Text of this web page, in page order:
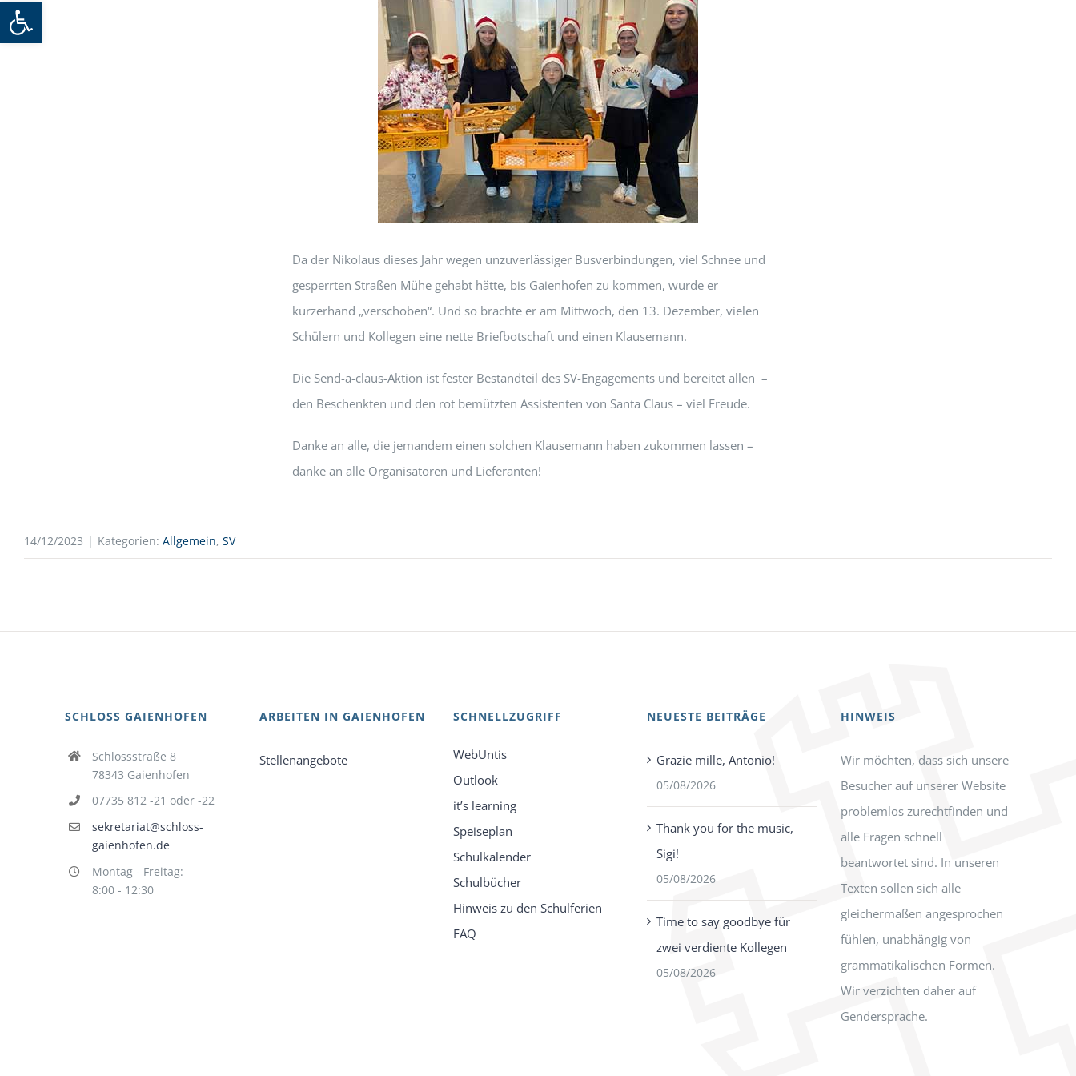
Werkzeugleiste öffnen
Da der Nikolaus dieses Jahr wegen unzuverlässiger Busverbindungen, viel Schnee und
gesperrten Straßen Mühe gehabt hätte, bis Gaienhofen zu kommen, wurde er
kurzerhand „verschoben“. Und so brachte er am Mittwoch, den 13. Dezember, vielen
Schülern und Kollegen eine nette Briefbotschaft und einen Klausemann.
Die Send-a-claus-Aktion ist fester Bestandteil des SV-Engagements und bereitet allen –
den Beschenkten und den rot bemützten Assistenten von Santa Claus – viel Freude.
Danke an alle, die jemandem einen solchen Klausemann haben zukommen lassen –
danke an alle Organisatoren und Lieferanten!
14/12/2023 | Kategorien: Allgemein, SV
SCHLOSS GAIENHOFEN
Schlossstraße 8
78343 Gaienhofen
07735 812 -21 oder -22
sekretariat@schloss-
gaienhofen.de
Montag - Freitag:
8:00 - 12:30
ARBEITEN IN GAIENHOFEN
Stellenangebote
SCHNELLZUGRIFF
WebUntis
Outlook
it’s learning
Speiseplan
Schulkalender
Schulbücher
Hinweis zu den Schulferien
FAQ
NEUESTE BEITRÄGE
Grazie mille, Antonio!
05/08/2026
Thank you for the music,
Sigi!
05/08/2026
Time to say goodbye für
zwei verdiente Kollegen
05/08/2026
HINWEIS
Wir möchten, dass sich unsere
Besucher auf unserer Website
problemlos zurechtfinden und
alle Fragen schnell
beantwortet sind. In unseren
Texten sollen sich alle
gleichermaßen angesprochen
fühlen, unabhängig von
grammatikalischen Formen.
Wir verzichten daher auf
Gendersprache.